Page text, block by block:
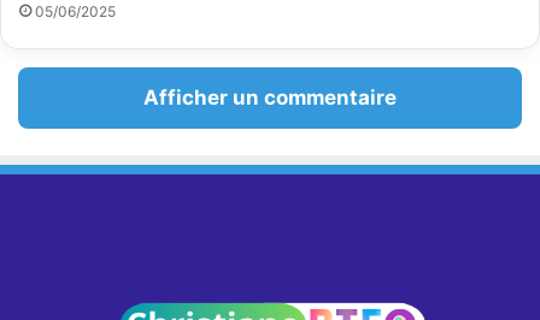
05/06/2025
Afficher un commentaire